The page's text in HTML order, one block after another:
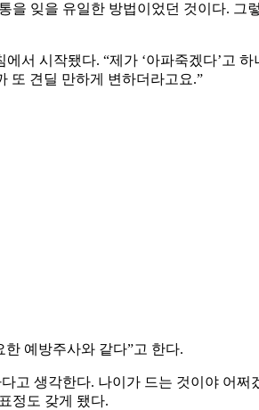
잊을 유일한 방법이었던 것이다.
서 시작됐다. “제가 ‘아파죽겠다’고
또 견딜 만하게 변하더라고요.”
예방주사와 같다”고 한다.
생각한다. 나이가 드는 것이야 어
정도 갖게 됐다.